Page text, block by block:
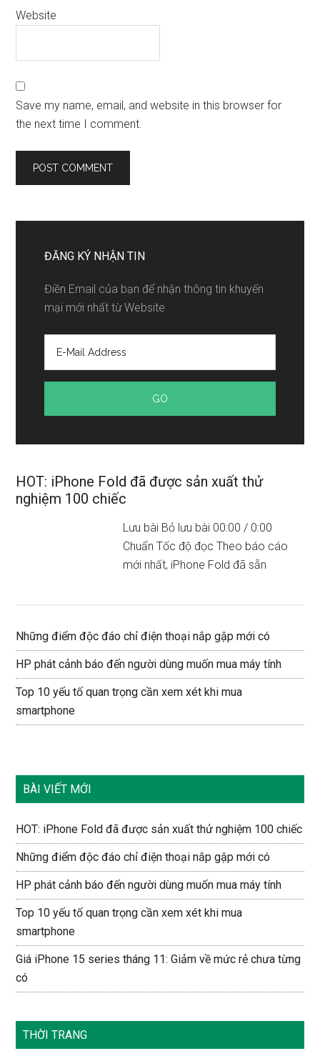
Website
Save my name, email, and website in this browser for
the next time I comment.
ĐĂNG KÝ NHẬN TIN
Điền Email của bạn để nhận thông tin khuyến
mại mới nhất từ Website
HOT: iPhone Fold đã được sản xuất thử
nghiệm 100 chiếc
Lưu bài Bỏ lưu bài 00:00 / 0:00
Chuẩn Tốc độ đọc Theo báo cáo
mới nhất, iPhone Fold đã sẵn
Những điểm độc đáo chỉ điện thoại nắp gập mới có
HP phát cảnh báo đến người dùng muốn mua máy tính
Top 10 yếu tố quan trọng cần xem xét khi mua
smartphone
BÀI VIẾT MỚI
HOT: iPhone Fold đã được sản xuất thử nghiệm 100 chiếc
Những điểm độc đáo chỉ điện thoại nắp gập mới có
HP phát cảnh báo đến người dùng muốn mua máy tính
Top 10 yếu tố quan trọng cần xem xét khi mua
smartphone
Giá iPhone 15 series tháng 11: Giảm về mức rẻ chưa từng
có
THỜI TRANG